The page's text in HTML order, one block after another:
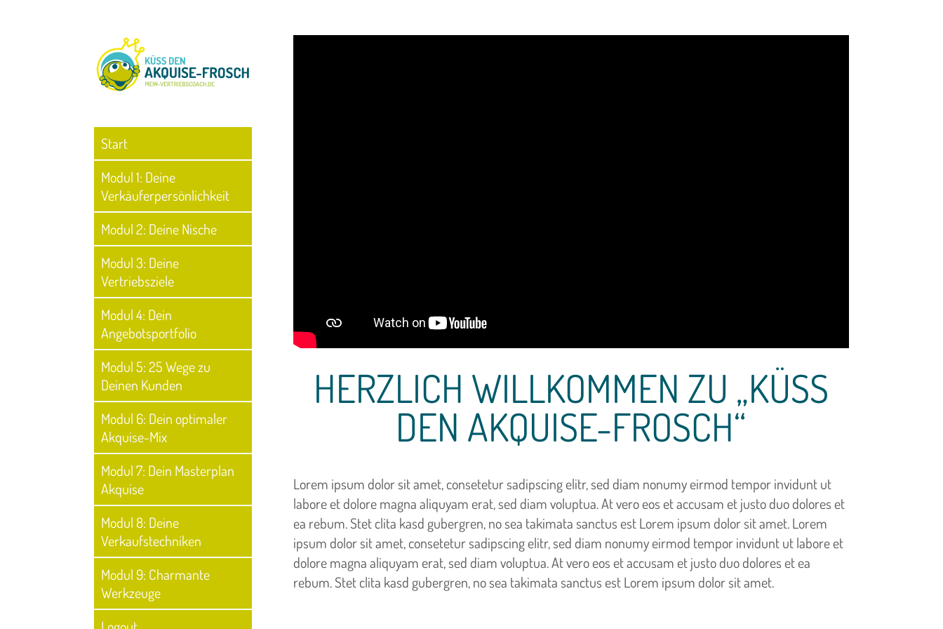
Start
Modul 1: Deine
Verkäuferpersönlichkeit
Modul 2: Deine Nische
Modul 3: Deine
Vertriebsziele
Modul 4: Dein
Angebotsportfolio
Modul 5: 25 Wege zu
Deinen Kunden
Modul 6: Dein optimaler
Akquise-Mix
Modul 7: Dein Masterplan
Akquise
Modul 8: Deine
Verkaufstechniken
Modul 9: Charmante
Werkzeuge
HERZLICH WILLKOMMEN ZU „KÜSS
DEN AKQUISE-FROSCH“
Lorem ipsum dolor sit amet, consetetur sadipscing elitr, sed diam nonumy eirmod tempor invidunt ut
labore et dolore magna aliquyam erat, sed diam voluptua. At vero eos et accusam et justo duo dolores et
ea rebum. Stet clita kasd gubergren, no sea takimata sanctus est Lorem ipsum dolor sit amet. Lorem
ipsum dolor sit amet, consetetur sadipscing elitr, sed diam nonumy eirmod tempor invidunt ut labore et
dolore magna aliquyam erat, sed diam voluptua. At vero eos et accusam et justo duo dolores et ea
rebum. Stet clita kasd gubergren, no sea takimata sanctus est Lorem ipsum dolor sit amet.